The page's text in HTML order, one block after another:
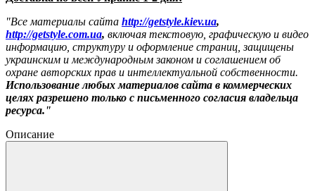
"Все материалы сайта http://getstyle.kiev.ua,
http://getstyle.com.ua, включая текстовую, графическую и видео
информацию, структуру и оформление страниц, защищены
украинским и международным законом и соглашением об
охране авторских прав и интеллектуальной собственности.
Использование любых материалов сайта в коммерческих
целях разрешено только с письменного согласия владельца
ресурса."
Описание